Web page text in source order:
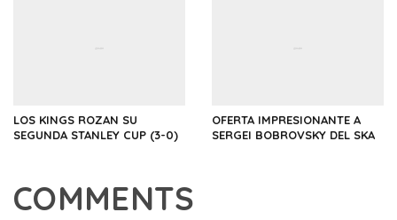
LOS KINGS ROZAN SU
SEGUNDA STANLEY CUP (3-0)
OFERTA IMPRESIONANTE A
SERGEI BOBROVSKY DEL SKA
COMMENTS